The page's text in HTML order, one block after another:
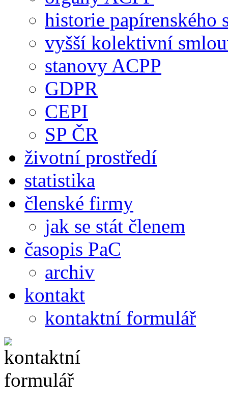
historie papírenského
vyšší kolektivní
stanovy ACPP
GDPR
CEPI
SP ČR
životní prostředí
statistika
členské firmy
jak se stát členem
časopis PaC
archiv
kontakt
kontaktní formulář